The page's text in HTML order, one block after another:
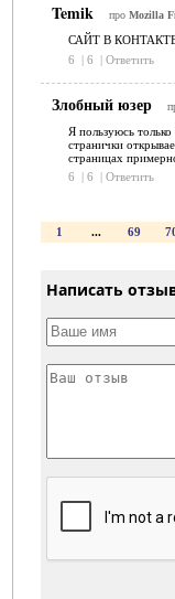
Temik про Mozilla
САЙТ В
6
| 6 | Ответить
Злобный юзер
Я пользуюсь
странички
страницах
6
| 6 | Ответить
1 ... 69
Написать